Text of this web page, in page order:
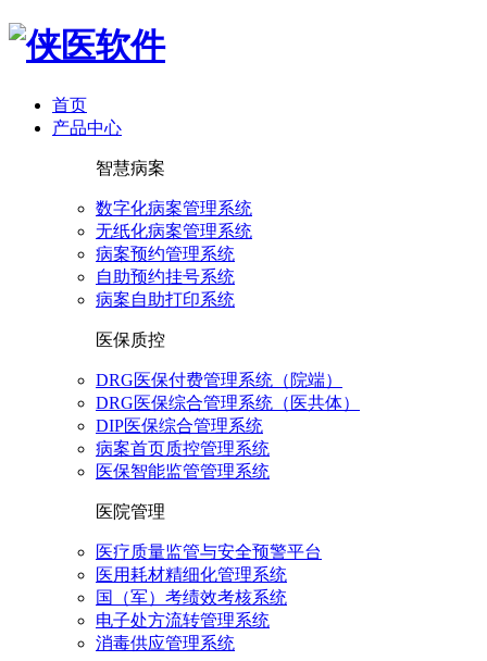
首页
产品中心
智慧病案
数字化病案管理系统
无纸化病案管理系统
病案预约管理系统
自助预约挂号系统
病案自助打印系统
医保质控
DRG医保付费管理系统（院端）
DRG医保综合管理系统（医共体）
DIP医保综合管理系统
病案首页质控管理系统
医保智能监管管理系统
医院管理
医疗质量监管与安全预警平台
医用耗材精细化管理系统
国（军）考绩效考核系统
电子处方流转管理系统
消毒供应管理系统